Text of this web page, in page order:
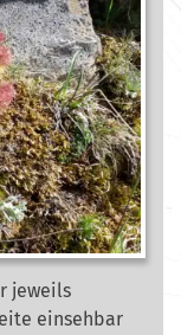
jeweils
einsehbar